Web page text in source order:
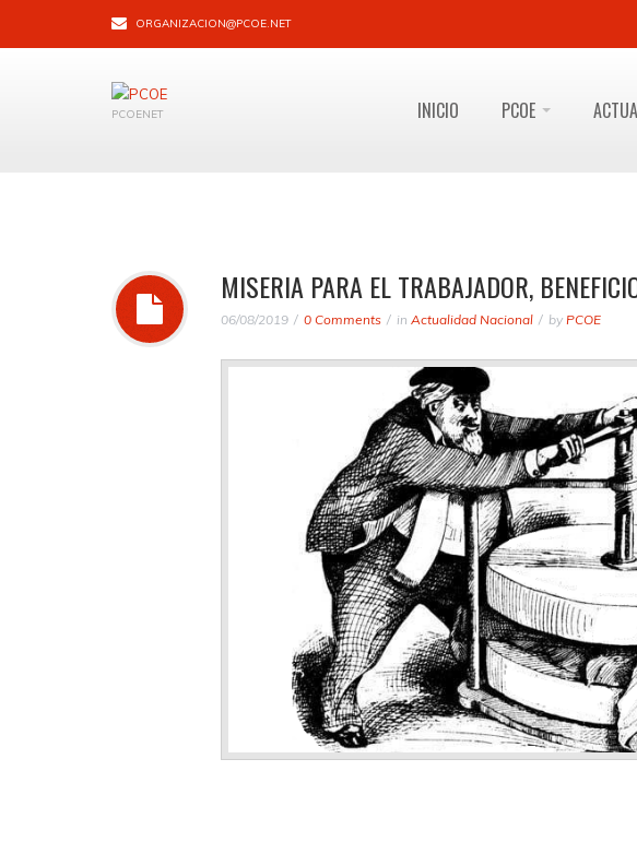
ORGANIZACION@PCOE.NET
PCOENET INICIO PCOE
MISERIA PARA EL TRABAJADOR,
06/08/2019 0 Comments in Actualidad Nacional by PCOE